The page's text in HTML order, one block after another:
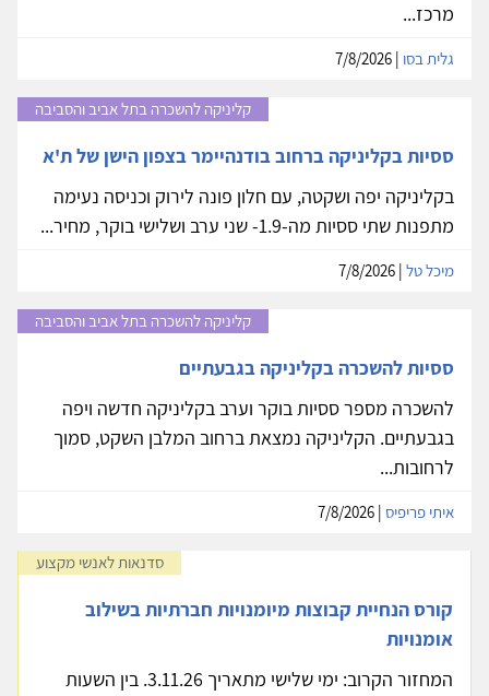
מרכז...
גלית בסו
קליניקה להשכרה בתל אביב והסביבה
ססיות בקליניקה ברחוב בודנהיימר בצפון הישן של ת'א
בקליניקה יפה ושקטה, עם חלון פונה לירוק וכניסה נעימה
מתפנות שתי ססיות מה-1.9- שני ערב ושלישי בוקר, מחיר...
מיכל טל
קליניקה להשכרה בתל אביב והסביבה
ססיות להשכרה בקליניקה בגבעתיים
להשכרה מספר ססיות בוקר וערב בקליניקה חדשה ויפה
בגבעתיים. הקליניקה נמצאת ברחוב המלבן השקט, סמוך
לרחובות...
איתי פריפיס
סדנאות לאנשי מקצוע
קורס הנחיית קבוצות מיומנויות חברתיות בשילוב
אומנויות
המחזור הקרוב: ימי שלישי מתאריך 3.11.26. בין השעות